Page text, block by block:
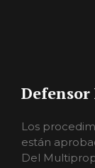
Los
están
Del